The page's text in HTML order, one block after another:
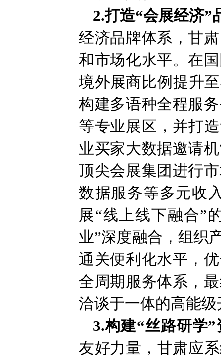
2.打造“会展经济”
经济品牌体系，甘
和市场化水平。在
境外展商比例提升
构建多语种全程服
等专业展区，并打
业买家大数据邀请
顶尖会展集团进行
数据服务等多元收
展“线上线下融合”
业”深度融合，组织
通关便利化水平，
全周期服务体系，
洽谈于一体的高能
3.构建“丝路研学
友好力量，甘肃应